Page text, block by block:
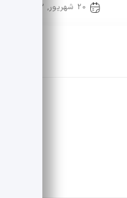
20 شهریور, 1402